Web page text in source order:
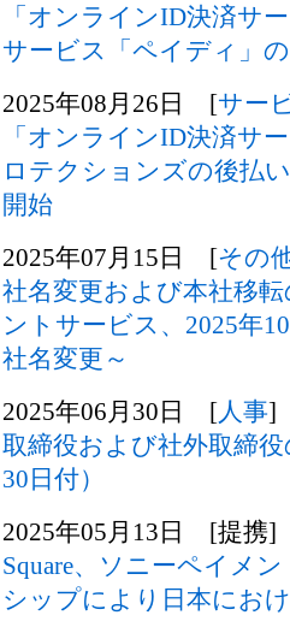
「オンラインID決済サ
サービス「ペイディ」
2025年08月26日 [サー
「オンラインID決済サ
ロテクションズの後払
開始
2025年07月15日 [その
社名変更および本社移
ントサービス、2025年
社名変更～
2025年06月30日 [人事]
取締役および社外取締
30日付）
2025年05月13日 [提携]
Square、ソニーペイメ
シップにより日本にお